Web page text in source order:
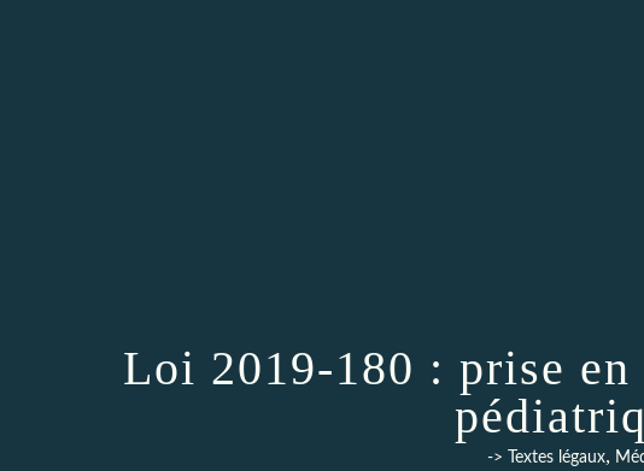
Loi 2019-180 : prise en
-> Textes légaux,